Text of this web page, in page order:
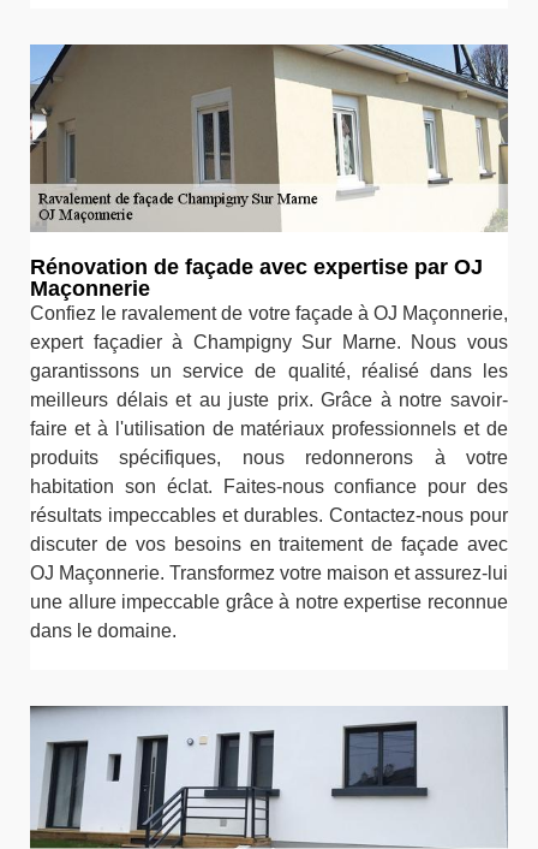
Rénovation de façade avec expertise par OJ
Maçonnerie
Confiez le ravalement de votre façade à OJ Maçonnerie,
expert façadier à Champigny Sur Marne. Nous vous
garantissons un service de qualité, réalisé dans les
meilleurs délais et au juste prix. Grâce à notre savoir-
faire et à l'utilisation de matériaux professionnels et de
produits spécifiques, nous redonnerons à votre
habitation son éclat. Faites-nous confiance pour des
résultats impeccables et durables. Contactez-nous pour
discuter de vos besoins en traitement de façade avec
OJ Maçonnerie. Transformez votre maison et assurez-lui
une allure impeccable grâce à notre expertise reconnue
dans le domaine.